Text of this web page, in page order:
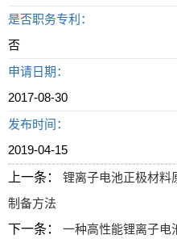
是否职务专利：
否
申请日期：
2017-08-30
发布时间：
2019-04-15
上一条：
锂离子电池正极材料
制备方法
下一条：
一种高性能锂离子电